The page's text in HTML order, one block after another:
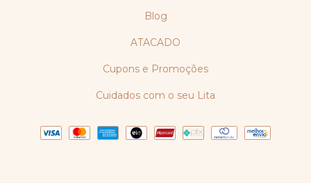
Blog
ATACADO
Cupons e Promoções
Cuidados com o seu Lita